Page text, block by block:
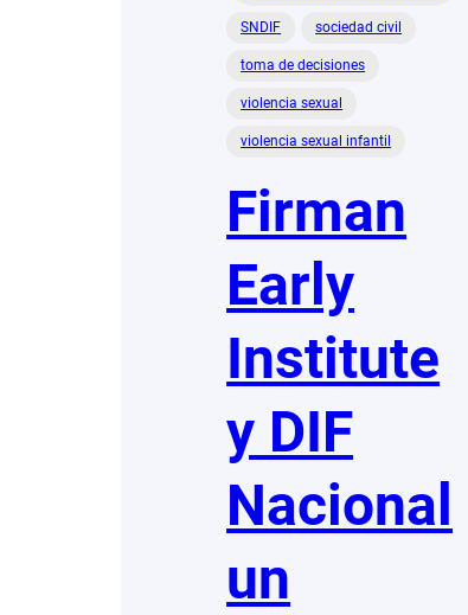
SNDIF sociedad civil
toma de decisiones
violencia sexual
violencia sexual infantil
Firman
Early
Institute
y DIF
Nacional
un